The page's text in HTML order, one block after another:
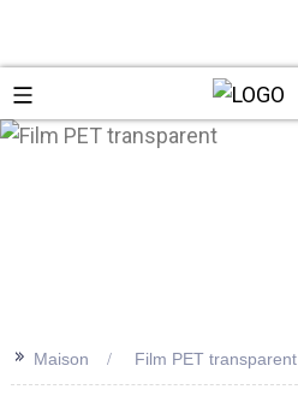
>> Maison Film PET transparent